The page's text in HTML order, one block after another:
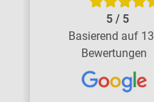
5 / 5
Basierend auf
Bewertungen
Tolle Firma - große
und zuverlässig. Wir sind
zufrieden. Ich empfehle die
Bedenken gern weiter.